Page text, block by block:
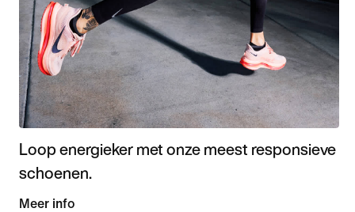
Loop energieker met onze meest responsieve
schoenen.
Meer info